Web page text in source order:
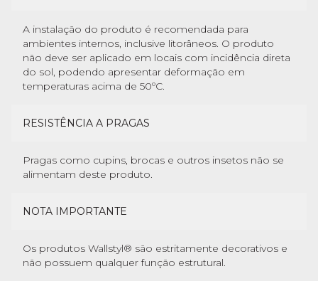
A instalação do produto é recomendada para
ambientes internos, inclusive litorâneos. O produto
não deve ser aplicado em locais com incidência direta
do sol, podendo apresentar deformação em
temperaturas acima de 50ºC.
RESISTÊNCIA A PRAGAS
Pragas como cupins, brocas e outros insetos não se
alimentam deste produto.
NOTA IMPORTANTE
Os produtos Wallstyl® são estritamente decorativos e
não possuem qualquer função estrutural.